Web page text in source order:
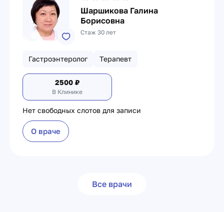
Шаршикова Галина
Борисовна
Стаж 30 лет
Гастроэнтеролог Терапевт
2500 ₽
В Клинике
Нет свободных слотов для записи
О враче
Все врачи